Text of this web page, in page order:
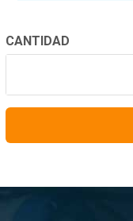
CANTIDAD